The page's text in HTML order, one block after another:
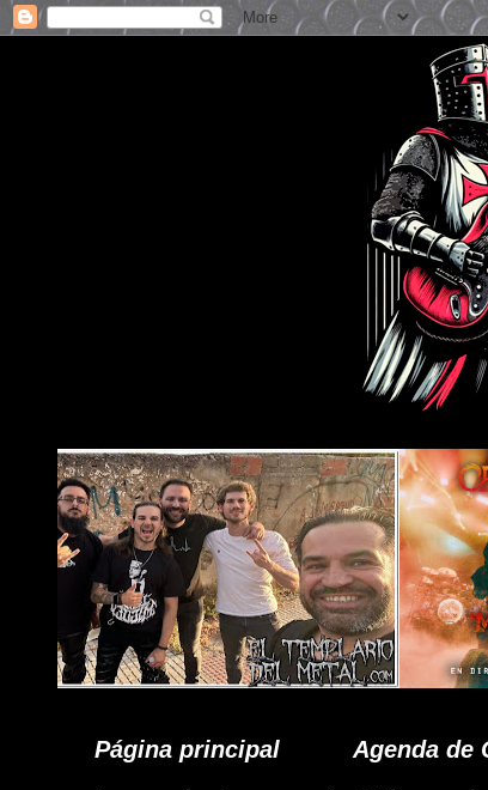
Página principal Agenda de